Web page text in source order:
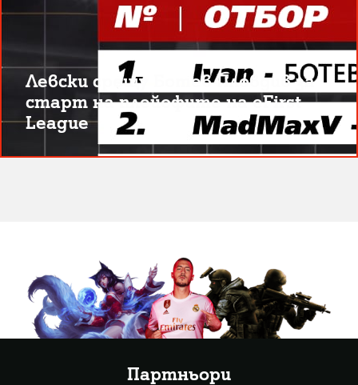
Левски срещу Ботев Пловдив за
старт на плейофите на eFirst
League
Партньори